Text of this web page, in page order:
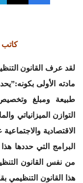
كاتب
مادته الأولى
طبيعة ومبلغ
التوازن الميزانياتي
الاقتصادية
البرامج التي حددها
من نفس القانون
هذا القانون التنظيمي